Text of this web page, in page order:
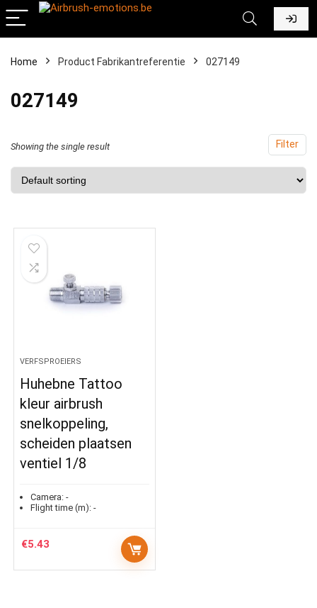
Home Product Fabrikantreferentie ‎027149
‎027149
Filter
Showing the single result
VERFSPROEIERS
Huhebne Tattoo
kleur airbrush
snelkoppeling,
scheiden plaatsen
ventiel 1/8
Camera: -
Flight time (m): -
€5.43